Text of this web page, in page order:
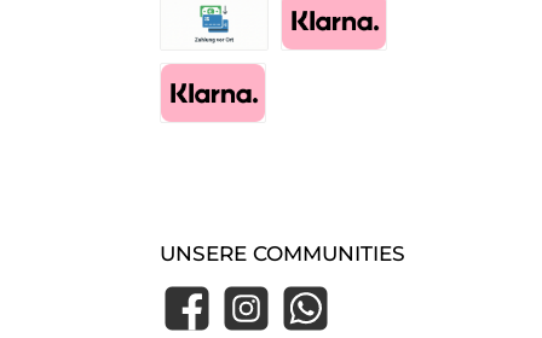
Zahlung im Shop (Essen-Borbeck)
UNSERE COMMUNITIES
FacebookInstagramWhatsApp